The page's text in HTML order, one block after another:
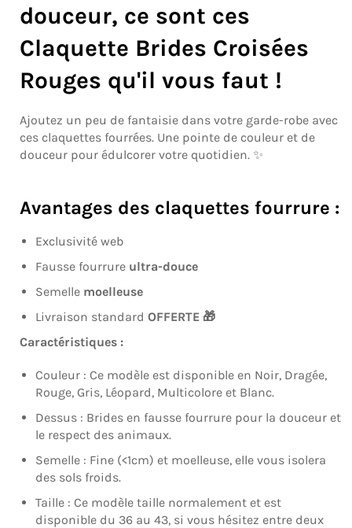
douceur, ce sont ces
Claquette Brides Croisées
Rouges qu'il vous faut !
Ajoutez un peu de fantaisie dans votre garde-robe avec
ces claquettes fourrées. Une pointe de couleur et de
douceur pour édulcorer votre quotidien. ✨
Avantages des claquettes fourrure :
Exclusivité web
Fausse fourrure ultra-douce
Semelle moelleuse
Livraison standard OFFERTE 🎁
Caractéristiques :
Couleur : Ce modèle est disponible en Noir, Dragée,
Rouge, Gris, Léopard, Multicolore et Blanc.
Dessus : Brides en fausse fourrure pour la douceur et
le respect des animaux.
Semelle : Fine (<1cm) et moelleuse, elle vous isolera
des sols froids.
Taille : Ce modèle taille normalement et est
disponible du 36 au 43, si vous hésitez entre deux